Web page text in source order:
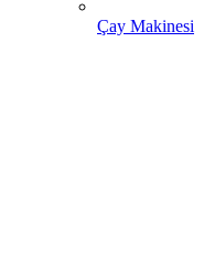
Çay Makinesi